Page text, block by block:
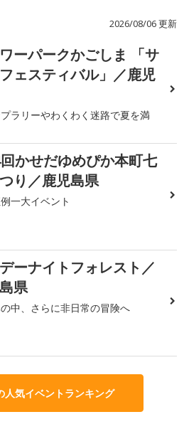
2026/08/06 更新
ーパークかごしま 「サ
ェスティバル」／鹿児
ラリーやわくわく迷路で夏を満
かせだゆめぴか本町七
り／鹿児島県
一大イベント
ーナイトフォレスト／
県
中、さらに非日常の冒険へ
人気イベントランキング